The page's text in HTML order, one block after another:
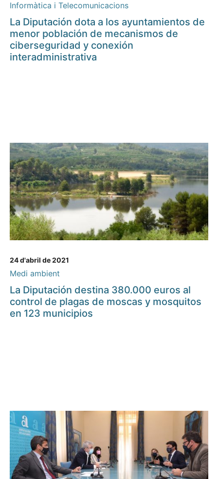
Informàtica i Telecomunicacions
La Diputación dota a los ayuntamientos de
menor población de mecanismos de
ciberseguridad y conexión
interadministrativa
24 d'abril de 2021
Medi ambient
La Diputación destina 380.000 euros al
control de plagas de moscas y mosquitos
en 123 municipios